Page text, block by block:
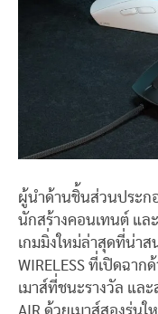
ผู้นำด้านชิ้นส่วนประก
นักสร้างคอนเทนต์ แล
เกมมิ่งใหม่ล่าสุดที่น่าส
WIRELESS ที่เปิดฉาก
เมาส์ที่ชนะรางวัล แล
AIR ด้วยเมาส์สองรุ่น